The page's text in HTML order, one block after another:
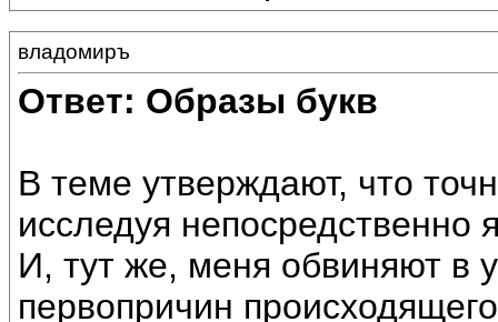
владомиръ
Ответ: Образы букв
В теме утверждают, что
исследуя непосредственно
И, тут же, меня обвиняют в
первопричин